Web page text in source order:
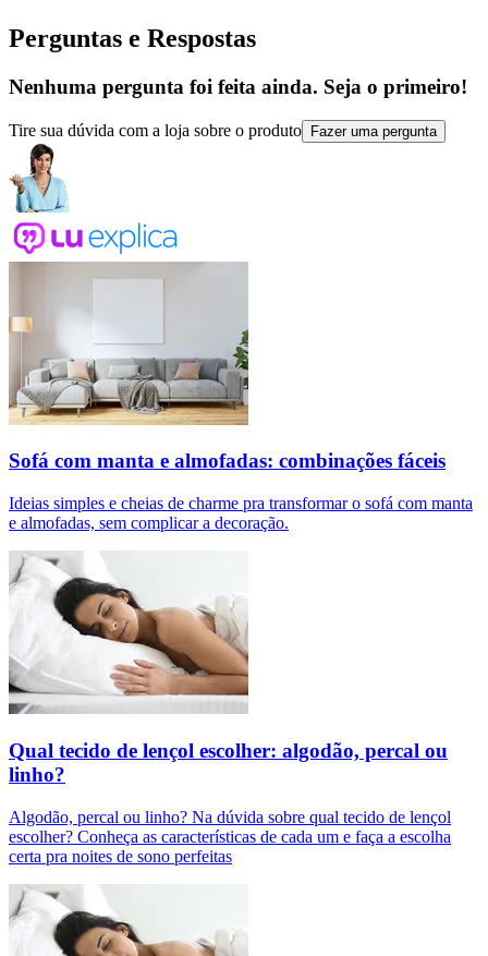
Perguntas e Respostas
Nenhuma pergunta foi feita ainda. Seja o primeiro!
Tire sua dúvida com a loja sobre o produto Fazer uma pergunta
Sofá com manta e almofadas: combinações fáceis
Ideias simples e cheias de charme pra transformar o sofá com manta
e almofadas, sem complicar a decoração.
Qual tecido de lençol escolher: algodão, percal ou
linho?
Algodão, percal ou linho? Na dúvida sobre qual tecido de lençol
escolher? Conheça as características de cada um e faça a escolha
certa pra noites de sono perfeitas